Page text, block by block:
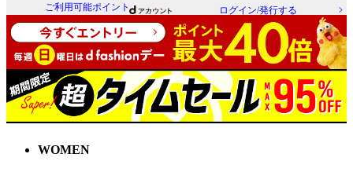
ご利用可能ポイント ログイン/発行する
WOMEN